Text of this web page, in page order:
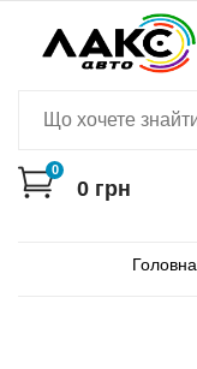
0
0 грн
Головна